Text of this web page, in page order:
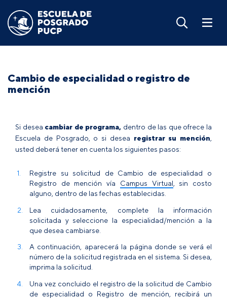
Cambio de especialidad o registro de
mención
Si desea cambiar de programa, dentro de las que ofrece la
Escuela de Posgrado, o si desea registrar su mención
usted deberá tener en cuenta los siguientes pasos:
Registre su solicitud de Cambio de especialidad o
Registro de mención vía Campus Virtual , sin costo
alguno, dentro de las fechas establecidas.
Lea cuidadosamente, complete la información
solicitada y seleccione la especialidad/mención a la
que desea cambiarse.
A continuación, aparecerá la página donde se verá el
número de la solicitud registrada en el sistema. Si desea,
imprima la solicitud.
Una vez concluido el registro de la solicitud de Cambio
de especialidad o Registro de mención, recibirá un